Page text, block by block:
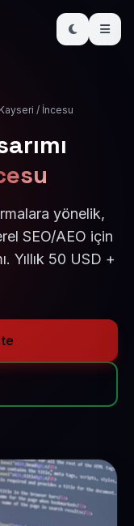
Kayseri / İncesu
yönelik,
SEO/AEO için
Yıllık 50 USD +